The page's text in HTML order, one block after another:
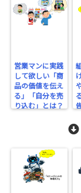
営業マンに実践
して欲しい「商
品の価値を伝え
る」「自分を売
り込む」とは？